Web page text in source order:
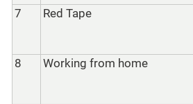
7 Red Tape
8 Working from home